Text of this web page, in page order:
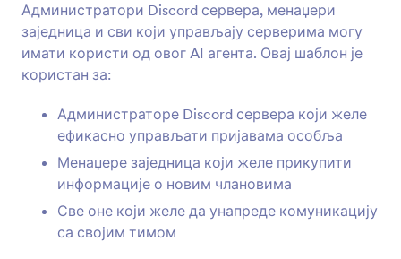
Администратори Discord сервера, менаџери
заједница и сви који управљају серверима могу
имати користи од овог AI агента. Овај шаблон је
користан за:
Администраторе Discord сервера који желе
ефикасно управљати пријавама особља
Менаџере заједница који желе прикупити
информације о новим члановима
Све оне који желе да унапреде комуникацију
са својим тимом